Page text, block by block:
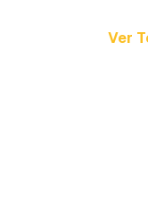
Ver